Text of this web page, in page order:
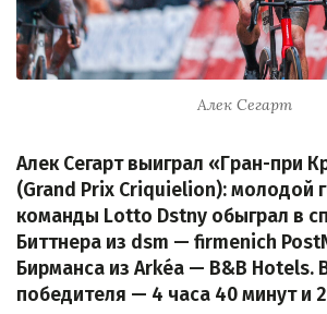
Алек Сегарт
Алек Сегарт выиграл «Гран-при
(Grand Prix Criquielion): молодой
команды Lotto Dstny обыграл в
Биттнера из dsm — firmenich
Бирманса из Arkéa — B&B Hotels.
победителя — 4 часа 40 минут и